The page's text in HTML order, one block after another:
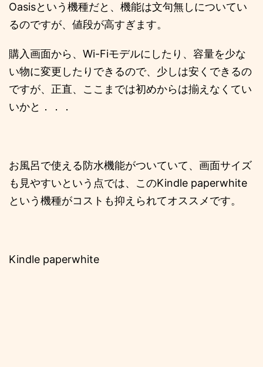
Oasisという機種だと、機能は文句無しについてい
るのですが、値段が高すぎます。
購入画面から、Wi-Fiモデルにしたり、容量を少な
い物に変更したりできるので、少しは安くできるの
ですが、正直、ここまでは初めからは揃えなくてい
いかと．．．
お風呂で使える防水機能がついていて、画面サイズ
も見やすいという点では、このKindle paperwhite
という機種がコストも抑えられてオススメです。
Kindle paperwhite